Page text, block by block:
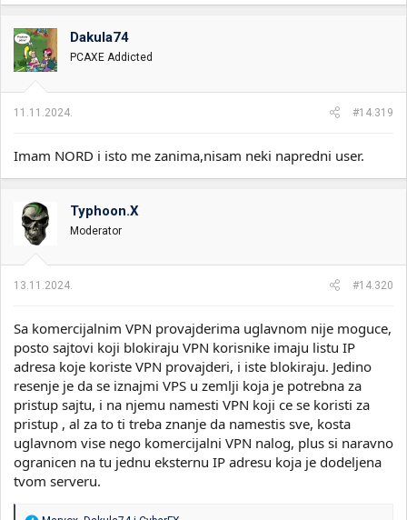
Dakula74
PCAXE Addicted
11.11.2024. #14.319
Imam NORD i isto me zanima,nisam neki napredni user.
Typhoon.X
Moderator
13.11.2024. #14.320
Sa komercijalnim VPN provajderima uglavnom nije moguce,
posto sajtovi koji blokiraju VPN korisnike imaju listu IP
adresa koje koriste VPN provajderi, i iste blokiraju. Jedino
resenje je da se iznajmi VPS u zemlji koja je potrebna za
pristup sajtu, i na njemu namesti VPN koji ce se koristi za
pristup , al za to ti treba znanje da namestis sve, kosta
uglavnom vise nego komercijalni VPN nalog, plus si naravno
ogranicen na tu jednu eksternu IP adresu koja je dodeljena
tvom serveru.